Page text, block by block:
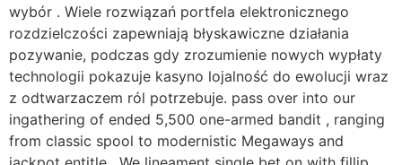
wybór . Wiele rozwiązań portfela elektronicznego
rozdzielczości zapewniają błyskawiczne działania
pozywanie, podczas gdy zrozumienie nowych wypłaty
technologii pokazuje kasyno lojalność do ewolucji wraz
z odtwarzaczem ról potrzebuje. pass over into our
ingathering of ended 5,500 one-armed bandit , ranging
from classic spool to modernistic Megaways and